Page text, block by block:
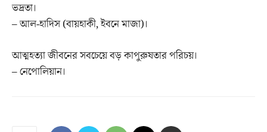
ভদ্রতা।
– আল-হাদিস (বায়হাকী, ইবনে মাজা)।
আত্মহত্যা জীবনের সবচেয়ে বড় কাপুরুষতার পরিচয়।
– নেপোলিয়ান।